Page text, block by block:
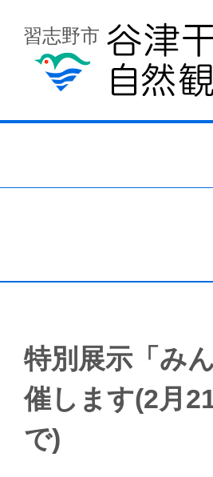
習志野市
特別展示「み
催します(2月
で)